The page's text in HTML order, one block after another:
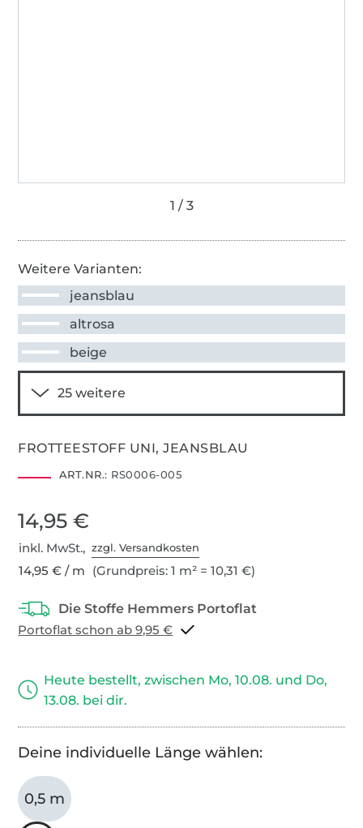
Weitere Varianten:
jeansblau
altrosa
beige
FROTTEESTOFF UNI, JEANSBLAU
ART.NR.: RS0006-005
14,95 €
inkl. MwSt.,zzgl. Versandkosten
14,95 € / m (Grundpreis: 1 m² = 10,31 €)
Portoflat schon ab 9,95 €
Heute bestellt, zwischen Mo, 10.08. und Do,
13.08. bei dir.
Deine individuelle Länge wählen:
0,5 m